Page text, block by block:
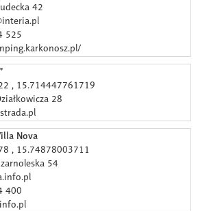
42
525
, 15.714447761719
28
Nova
, 15.74878003711
54
400